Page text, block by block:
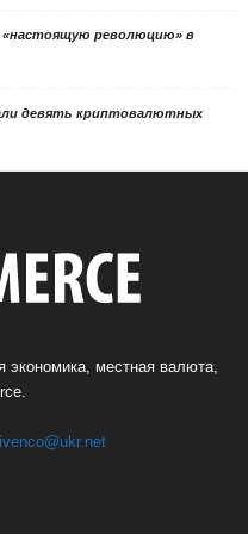
«настоящую революцию» в
девять криптовалютных
экономика, местная валюта,
ivenco@ukr.net